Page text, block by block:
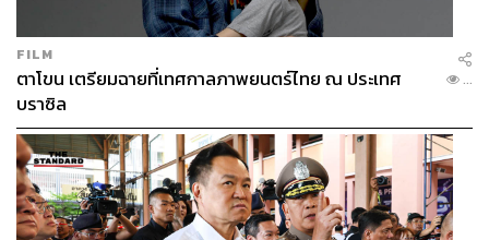
FILM
ตาโขน เตรียมฉายที่เทศกาลภาพยนตร์ไทย ณ ประเทศ
บราซิล
...